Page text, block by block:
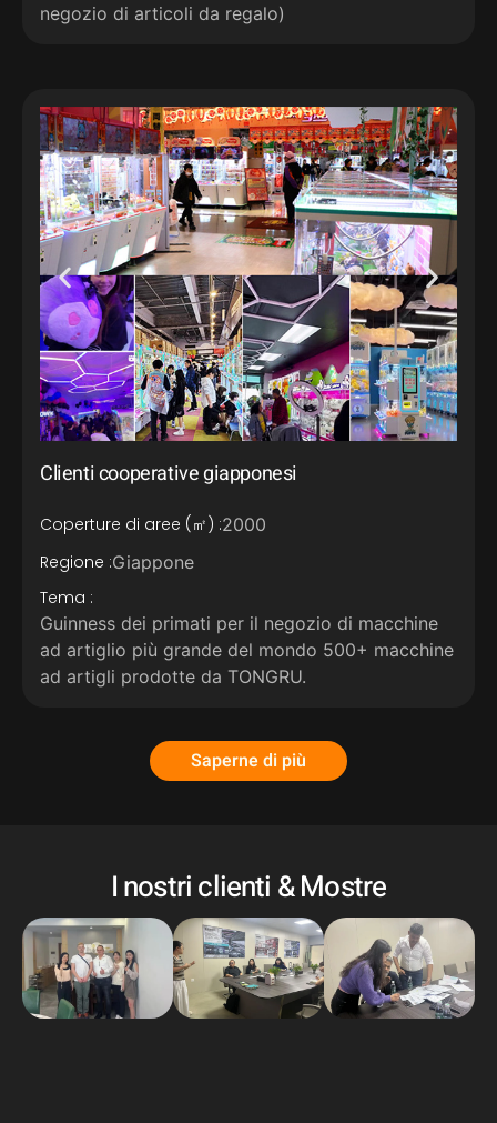
negozio di articoli da regalo)
Clienti cooperative giapponesi
Coperture di aree (㎡) :2000
Regione :Giappone
Tema :
Guinness dei primati per il negozio di macchine
ad artiglio più grande del mondo 500+ macchine
ad artigli prodotte da TONGRU.
Saperne di più
I nostri clienti & Mostre